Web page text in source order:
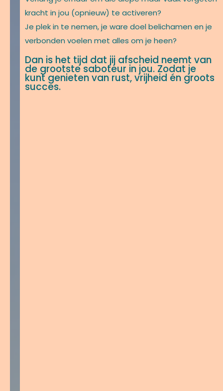
kracht in jou (opnieuw) te activeren?
Je plek in te nemen, je ware doel belichamen en je
verbonden voelen met alles om je heen?
Dan is het tijd dat jij afscheid neemt van
de grootste saboteur in jou. Zodat je
kunt genieten van rust, vrijheid én groots
succes.